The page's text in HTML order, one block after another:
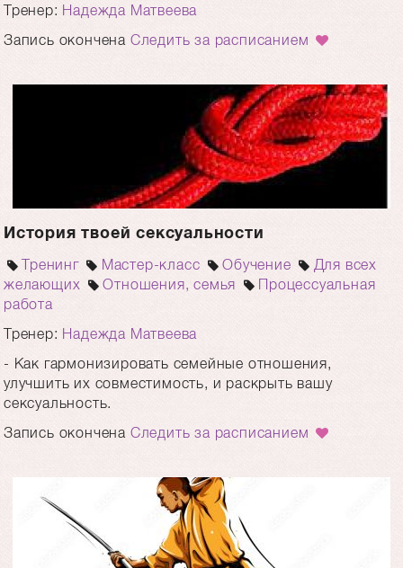
Тренер: Надежда Матвеева
Запись окончена Следить за расписанием
История твоей сексуальности
Тренинг Мастер-класс Обучение
Для всех
желающих
Отношения, семья
Процессуальная
работа
Тренер: Надежда Матвеева
- Как гармонизировать семейные отношения,
улучшить их совместимость, и раскрыть вашу
сексуальность.
Запись окончена Следить за расписанием